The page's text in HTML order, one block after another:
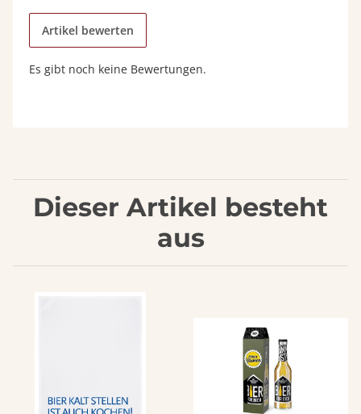
Artikel bewerten
Es gibt noch keine Bewertungen.
Dieser Artikel besteht
aus